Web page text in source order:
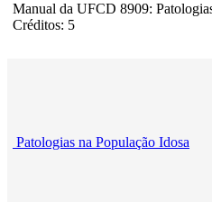
Manual da UFCD 8909:
Créditos: 5
Patologias na População Idosa